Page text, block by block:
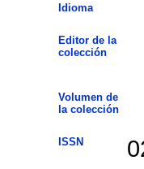
Idioma
Editor de la
colección
Volumen de
la colección
ISSN